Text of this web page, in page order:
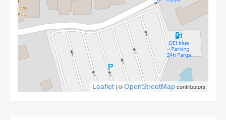
Leaflet | ©OpenStreetMapcontributors